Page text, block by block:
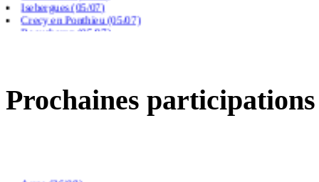
Crecy en Ponthieu (05/07)
Beauchamp (05/07)
Prochaines participations